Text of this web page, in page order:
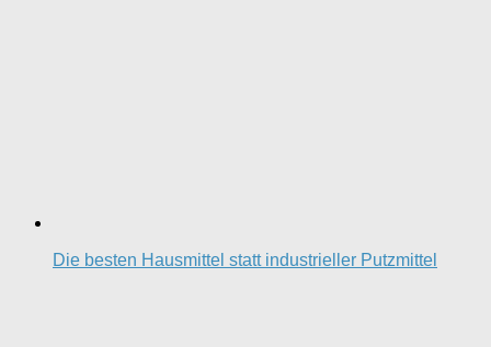
Die besten Hausmittel statt industrieller Putzmittel